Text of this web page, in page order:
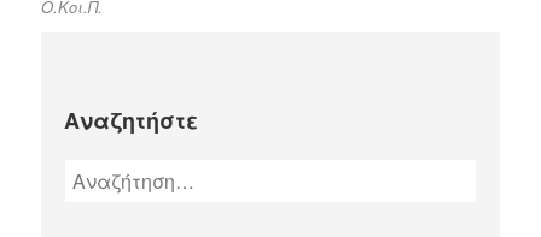
Ο.Κοι.Π.
Αναζητήστε